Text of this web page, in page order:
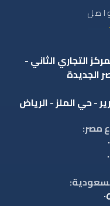
٢٠٧ المركز التجاري الثاني -
الجديدة
- حي الملز - الرياض
مصر: